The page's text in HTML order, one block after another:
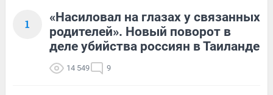
1
«Насиловал на глазах у связанных
родителей». Новый поворот в
деле убийства россиян в Таиланде
14 549 9